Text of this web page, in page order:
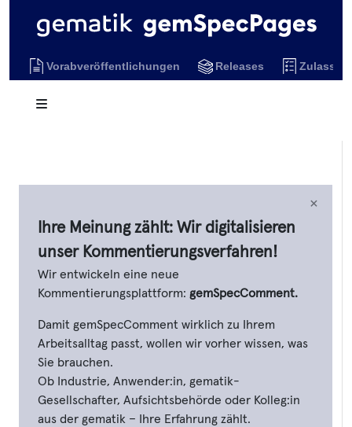
Vorabveröffentlichungen Releases
×
Ihre Meinung zählt: Wir digitalisieren
unser Kommentierungsverfahren!
Wir entwickeln eine neue
Kommentierungsplattform: gemSpecComment.
Damit gemSpecComment wirklich zu Ihrem
Arbeitsalltag passt, wollen wir vorher wissen, was
Sie brauchen.
Ob Industrie, Anwender:in, gematik-
Gesellschafter, Aufsichtsbehörde oder Kolleg:in
aus der gematik – Ihre Erfahrung zählt.